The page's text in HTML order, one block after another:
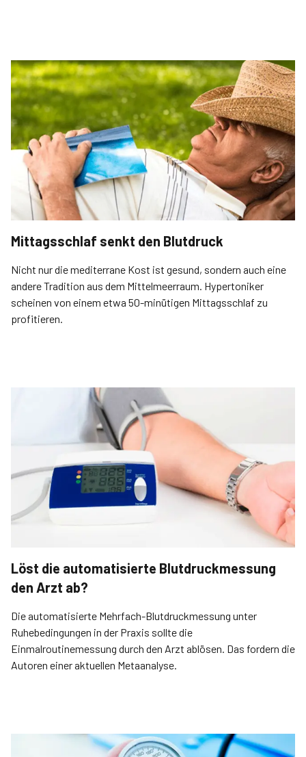
Mittagsschlaf senkt den Blutdruck
Nicht nur die mediterrane Kost ist gesund, sondern auch eine
andere Tradition aus dem Mittelmeerraum. Hypertoniker
scheinen von einem etwa 50-minütigen Mittagsschlaf zu
profitieren.
Löst die automatisierte Blutdruckmessung
den Arzt ab?
Die automatisierte Mehrfach-Blutdruckmessung unter
Ruhebedingungen in der Praxis sollte die
Einmalroutinemessung durch den Arzt ablösen. Das fordern die
Autoren einer aktuellen Metaanalyse.